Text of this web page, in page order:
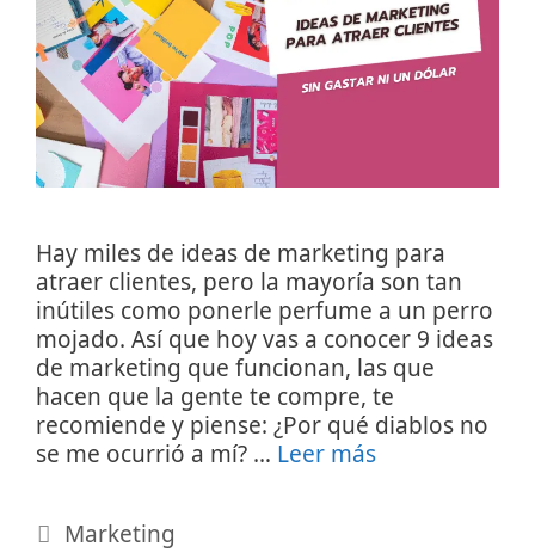
Hay miles de ideas de marketing para
atraer clientes, pero la mayoría son tan
inútiles como ponerle perfume a un perro
mojado. Así que hoy vas a conocer 9 ideas
de marketing que funcionan, las que
hacen que la gente te compre, te
recomiende y piense: ¿Por qué diablos no
se me ocurrió a mí? … Leer más
Categorías
Marketing